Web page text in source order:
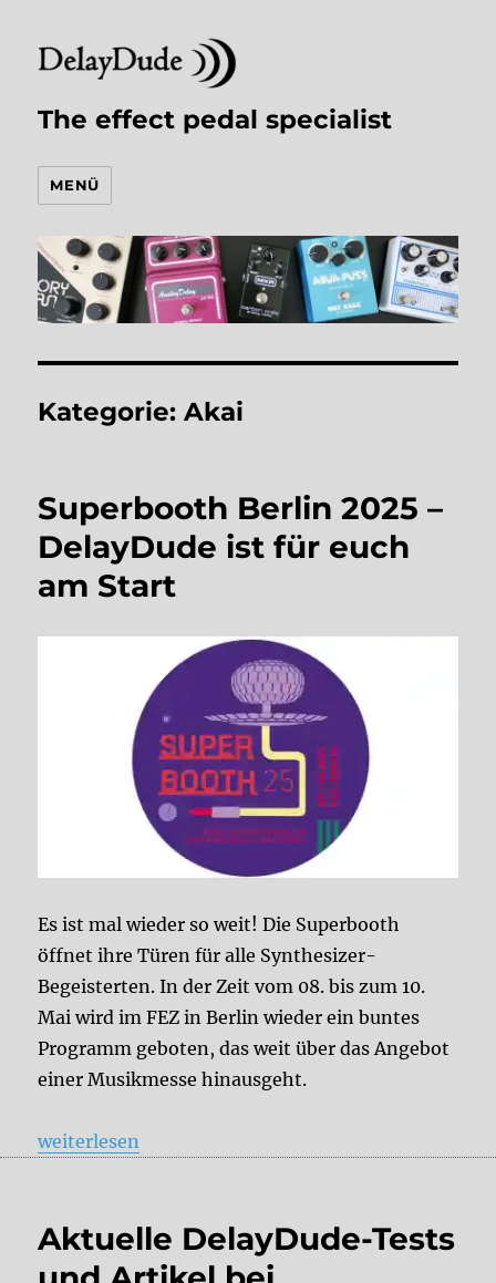
The effect pedal specialist
MENÜ
Kategorie:Akai
Superbooth Berlin 2025 –
DelayDude ist für euch
am Start
Es ist mal wieder so weit! Die Superbooth
öffnet ihre Türen für alle Synthesizer-
Begeisterten. In der Zeit vom 08. bis zum 10.
Mai wird im FEZ in Berlin wieder ein buntes
Programm geboten, das weit über das Angebot
einer Musikmesse hinausgeht.
„Superbooth Berlin 2025 – DelayDude ist für euch
weiterlesen
Aktuelle DelayDude-Tests